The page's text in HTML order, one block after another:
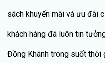
sách khuyến mãi và ưu đãi
khách hàng đã luôn tin
Đồng Khánh trong suốt thời